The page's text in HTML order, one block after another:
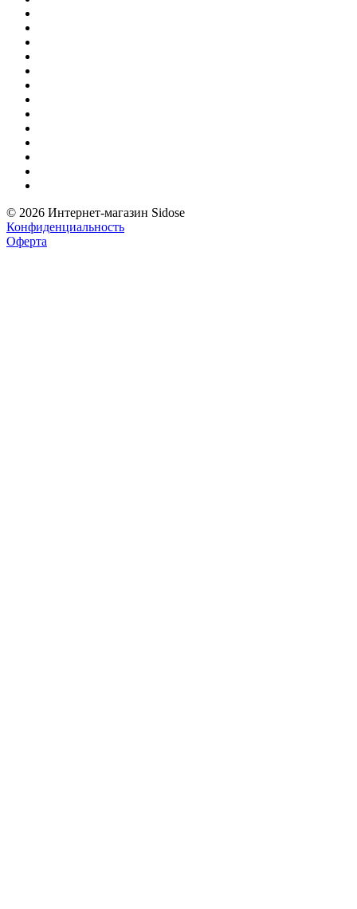
© 2026 Интернет-магазин Sidose
Конфиденциальность
Оферта